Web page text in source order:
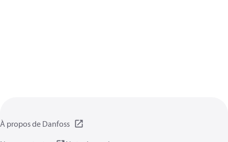
À propos de Danfoss